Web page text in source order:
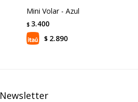
Mini Volar - Azul
$ 3.400
$ 2.890
Newsletter